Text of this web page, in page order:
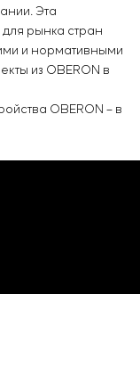
Эта
рынка стран
и нормативными
из OBERON в
OBERON – в